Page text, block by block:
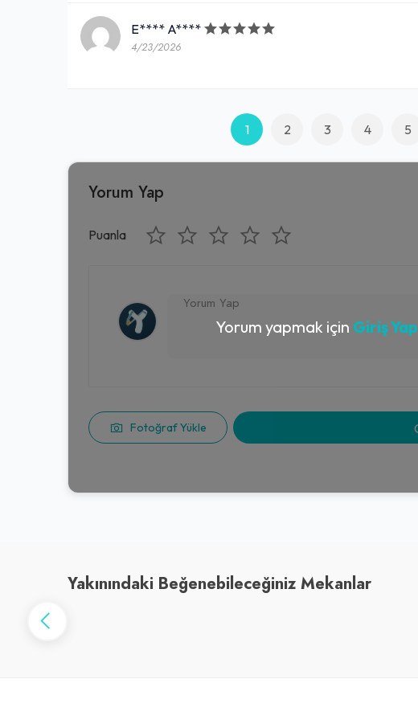
E**** A****
4/23/2026
1 2 3 4 5
Yorum Yap
Puanla
Fotoğraf Yükle
Yorum yapmak için Giriş Yap
Yakınındaki Beğenebileceğiniz Mekanlar